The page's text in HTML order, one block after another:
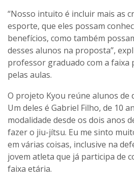
“Nosso intuito é incluir mais as
esporte, que eles possam
benefícios, como também
desses alunos na proposta”,
professor graduado com a faixa
pelas aulas.
O projeto Kyou reúne alunos de
Um deles é Gabriel Filho, de 10
modalidade desde os dois anos
fazer o jiu-jítsu. Eu me sinto
em várias coisas, inclusive na
jovem atleta que já participa de
faixa etária.